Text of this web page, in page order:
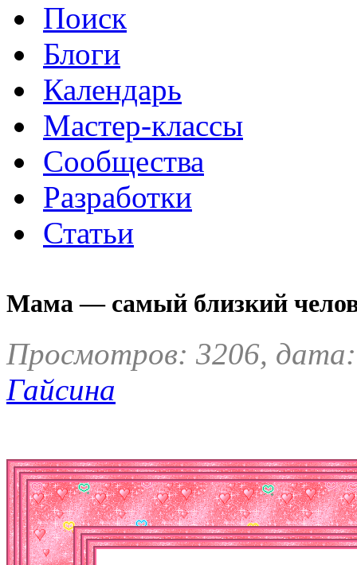
Поиск
Блоги
Календарь
Мастер-классы
Сообщества
Разработки
Статьи
Мама — самый близкий
Просмотров: 3206,
Гайсина